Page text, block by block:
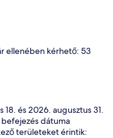
ellenében kérhető: 53
18. és 2026. augusztus 31.
dátuma
területeket érintik: